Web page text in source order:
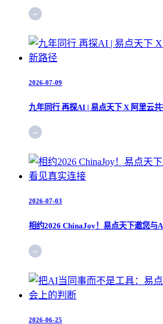
2026-07-09
九年同行 再探AI | 易点天下 X 阿里云
2026-07-03
相约2026 ChinaJoy！易点天下邀您与
2026-06-25